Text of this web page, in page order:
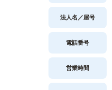
法人名／屋号
電話番号
営業時間